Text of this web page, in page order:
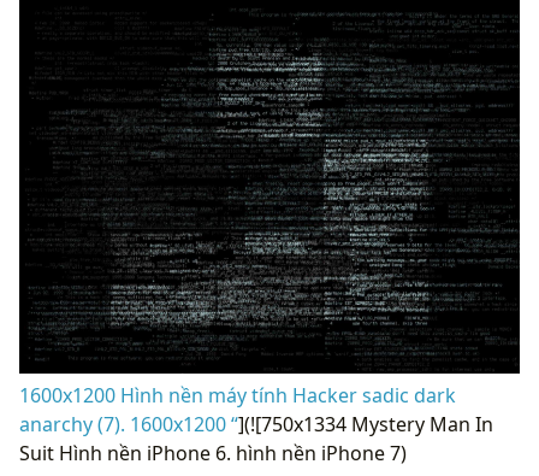
1600x1200 Hình nền máy tính Hacker sadic dark
anarchy (7). 1600x1200 “](![750x1334 Mystery Man In
Suit Hình nền iPhone 6. hình nền iPhone 7)